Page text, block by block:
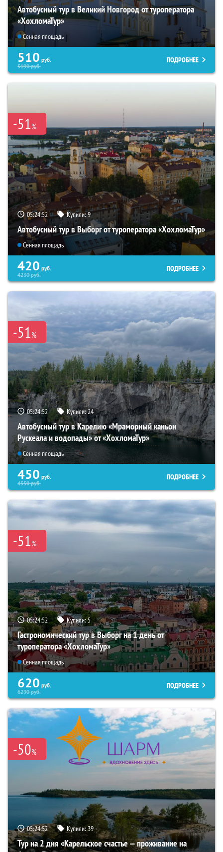
Автобусный тур в Великий Новгород от туроператора
«ХохломаТур»
Сенная площадь
510 руб.
5190руб.
ПОДРОБНЕЕ
-51%
05:24:50 Купили:9
Автобусный тур в Выборг от туроператора «ХохломаТур»
Сенная площадь
420 руб.
4230руб.
ПОДРОБНЕЕ
-51%
05:24:50 Купили:24
Автобусный тур в Карелию «Мраморный каньон
Рускеала и водопады» от «ХохломаТур»
Сенная площадь
450 руб.
4550руб.
ПОДРОБНЕЕ
-51%
05:24:50 Купили:5
Гастрономический тур в Выборг на 1 день от
туроператора «ХохломаТур»
Сенная площадь
620 руб.
6290руб.
ПОДРОБНЕЕ
-50%
05:24:50 Купили:39
Тур на 2 дня «Карельское счастье — проживание на